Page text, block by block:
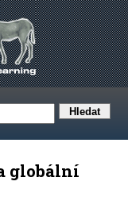
globální